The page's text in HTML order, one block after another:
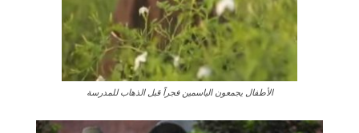
الأطفال يجمعون الياسمين فجراً قبل الذهاب للمدرسة